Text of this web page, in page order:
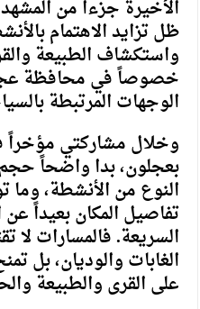
الأخيرة جزءاً من
ظل تزايد الاهتمام
واستكشاف الطبيعة
خصوصاً في محافظة
الوجهات المرتبطة
وخلال مشاركتي
بعجلون، بدا واضحاً حجم
النوع من الأنشطة،
تفاصيل المكان بعيداً عن
السريعة. فالمسارات لا
الغابات والوديان، بل
على القرى والطبيعة